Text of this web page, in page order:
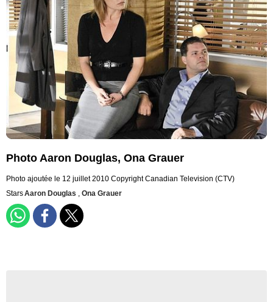
Photo Aaron Douglas, Ona Grauer
Photo ajoutée le 12 juillet 2010 Copyright Canadian Television (CTV)
StarsAaron Douglas , Ona Grauer